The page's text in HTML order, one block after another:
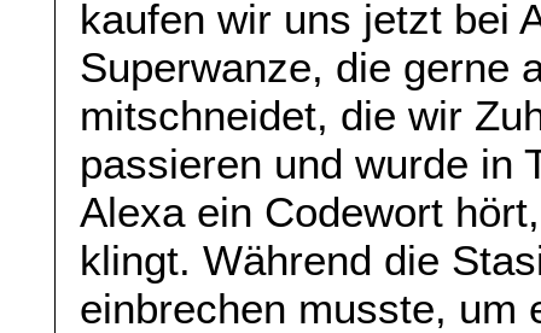
kaufen wir uns jetzt bei
Superwanze, die gerne
mitschneidet, die wir
passieren und wurde in
Alexa ein Codewort
klingt. Während die
einbrechen musste, um